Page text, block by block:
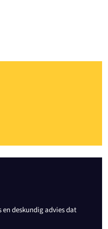
en deskundig advies dat